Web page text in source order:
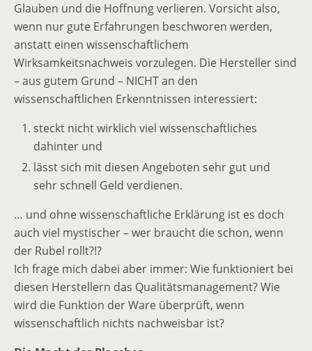
Glauben und die Hoffnung verlieren. Vorsicht also,
wenn nur gute Erfahrungen beschworen werden,
anstatt einen wissenschaftlichem
Wirksamkeitsnachweis vorzulegen. Die Hersteller sind
– aus gutem Grund – NICHT an den
wissenschaftlichen Erkenntnissen interessiert:
steckt nicht wirklich viel wissenschaftliches
dahinter und
lässt sich mit diesen Angeboten sehr gut und
sehr schnell Geld verdienen.
… und ohne wissenschaftliche Erklärung ist es doch
auch viel mystischer – wer braucht die schon, wenn
der Rubel rollt?!?
Ich frage mich dabei aber immer: Wie funktioniert bei
diesen Herstellern das Qualitätsmanagement? Wie
wird die Funktion der Ware überprüft, wenn
wissenschaftlich nichts nachweisbar ist?